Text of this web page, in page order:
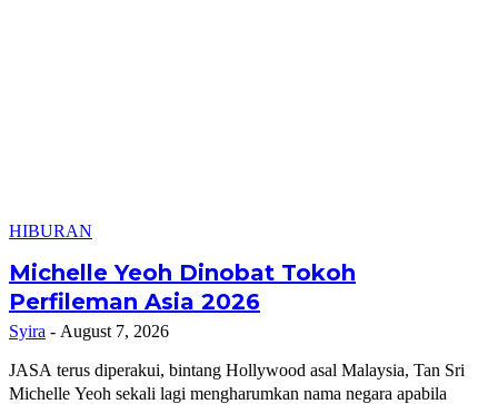
HIBURAN
Michelle Yeoh Dinobat Tokoh
Perfileman Asia 2026
Syira - August 7, 2026
JASA terus diperakui, bintang Hollywood asal Malaysia, Tan Sri
Michelle Yeoh sekali lagi mengharumkan nama negara apabila